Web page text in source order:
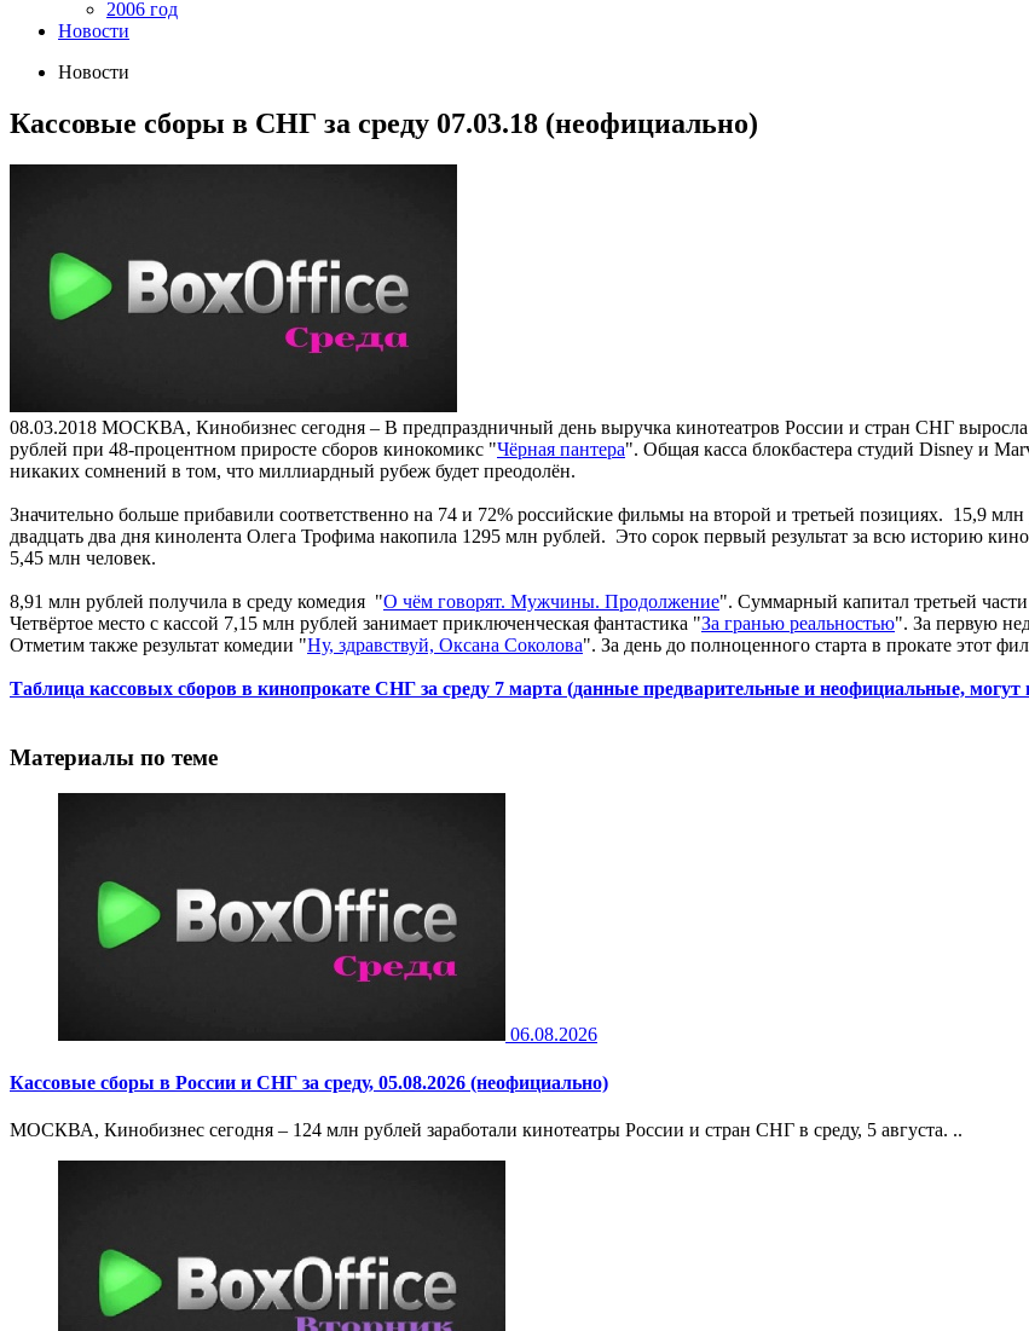
2006 год
Новости
Новости
Кассовые сборы в СНГ за среду 07.03.18 (неофициально)
08.03.2018 МОСКВА, Кинобизнес сегодня – В предпраздничный день выручка кинотеатров России и стран СНГ
рублей при 48-процентном приросте сборов кинокомикс "Чёрная пантера". Общая касса блокбастера студий Disney и
никаких сомнений в том, что миллиардный рубеж будет преодолён.
Значительно больше прибавили соответственно на 74 и 72% российские фильмы на второй и третьей позициях. 15,9
двадцать два дня кинолента Олега Трофима накопила 1295 млн рублей. Это сорок первый результат за всю историю
5,45 млн человек.
8,91 млн рублей получила в среду комедия "О чём говорят. Мужчины. Продолжение". Суммарный капитал третьей
Четвёртое место с кассой 7,15 млн рублей занимает приключенческая фантастика "За гранью реальностью". За первую
Отметим также результат комедии "Ну, здравствуй, Оксана Соколова". За день до полноценного старта в прокате этот
Таблица кассовых сборов в кинопрокате СНГ за среду 7 марта (данные предварительные и неофициальные, могут
Материалы по теме
06.08.2026
Кассовые сборы в России и СНГ за среду, 05.08.2026 (неофициально)
МОСКВА, Кинобизнес сегодня – 124 млн рублей заработали кинотеатры России и стран СНГ в среду, 5 августа. ..